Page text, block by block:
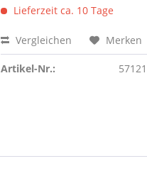
Lieferzeit ca. 10 Tage
Vergleichen Merken
Artikel-Nr.: